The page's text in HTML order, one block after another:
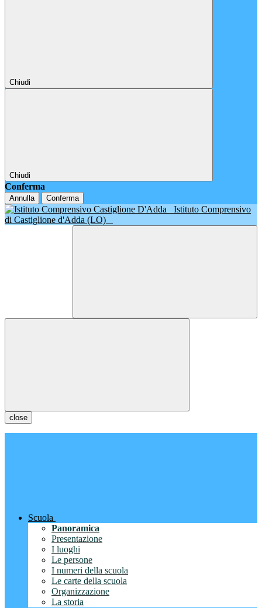
Chiudi
Chiudi
Conferma
Annulla Conferma
Istituto Comprensivo
di Castiglione d'Adda (LO)
close
Scuola
Panoramica
Presentazione
I luoghi
Le persone
I numeri della scuola
Le carte della scuola
Organizzazione
La storia